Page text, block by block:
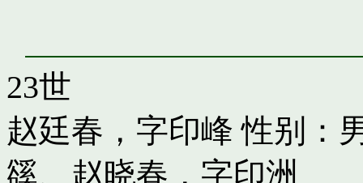
23世
赵廷春，字印峰 性别：
豀、 赵晓春，字印洲